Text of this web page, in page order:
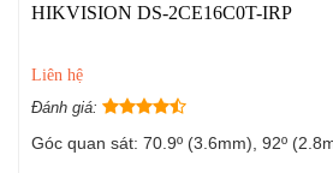
HIKVISION DS-2CE16C0T-IRP
Liên hệ
Đánh giá:
Góc quan sát: 70.9º (3.6mm), 92º